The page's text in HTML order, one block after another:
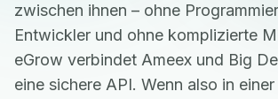
zwischen ihnen – ohne
Entwickler und ohne komplizierte
eGrow verbindet Ameex und Big
eine sichere API. Wenn also in